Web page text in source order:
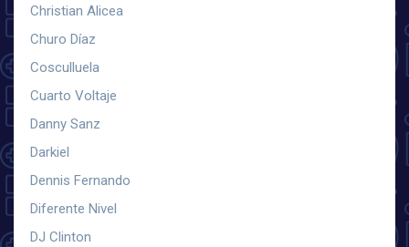
Christian Alicea
Churo Díaz
Cosculluela
Cuarto Voltaje
Danny Sanz
Darkiel
Dennis Fernando
Diferente Nivel
DJ Clinton